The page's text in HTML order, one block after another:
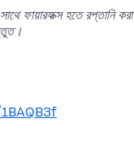
ফায়ারফক্স হতে রপ্তানি